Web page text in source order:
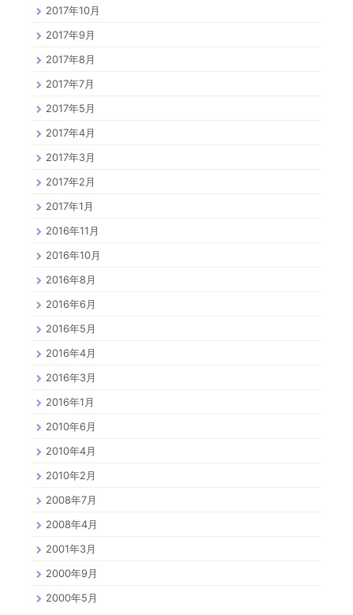
2017年10月
2017年9月
2017年8月
2017年7月
2017年5月
2017年4月
2017年3月
2017年2月
2017年1月
2016年11月
2016年10月
2016年8月
2016年6月
2016年5月
2016年4月
2016年3月
2016年1月
2010年6月
2010年4月
2010年2月
2008年7月
2008年4月
2001年3月
2000年9月
2000年5月